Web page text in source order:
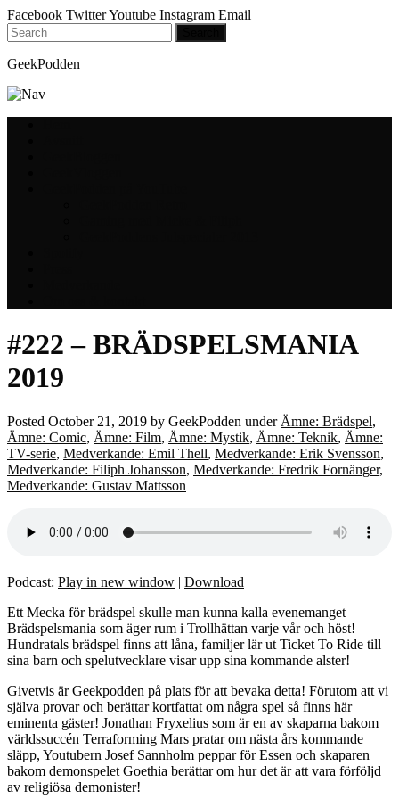
Facebook TwitterYoutube Instagram Email
GeekPodden
#222 – BRÄDSPELSMANIA
2019
Posted October 21, 2019 by GeekPodden under Ämne: Brädspel,
Ämne: Comic, Ämne: Film, Ämne: Mystik, Ämne: Teknik, Ämne:
TV-serie, Medverkande: Emil Thell, Medverkande: Erik Svensson,
Medverkande: Filiph Johansson, Medverkande: Fredrik Fornänger,
Medverkande: Gustav Mattsson
Podcast: Play in new window | Download
Ett Mecka för brädspel skulle man kunna kalla evenemanget
Brädspelsmania som äger rum i Trollhättan varje vår och höst!
Hundratals brädspel finns att låna, familjer lär ut Ticket To Ride till
sina barn och spelutvecklare visar upp sina kommande alster!
Givetvis är Geekpodden på plats för att bevaka detta! Förutom att vi
själva provar och berättar kortfattat om några spel så finns här
eminenta gäster! Jonathan Fryxelius som är en av skaparna bakom
världssuccén Terraforming Mars pratar om nästa års kommande
släpp, Youtubern Josef Sannholm peppar för Essen och skaparen
bakom demonspelet Goethia berättar om hur det är att vara förföljd
av religiösa demonister!